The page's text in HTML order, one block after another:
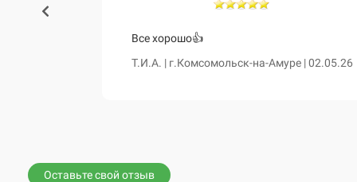
Все хорошо👍
Т.И.А. | г.Комсомольск-на-Амуре | 02.05.26
Оставьте свой отзыв